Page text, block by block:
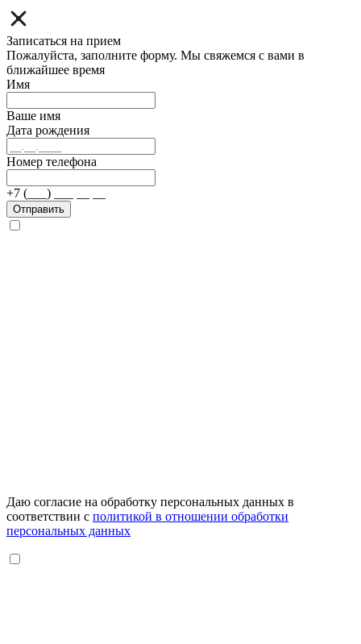
Записаться на прием
Пожалуйста, заполните форму. Мы свяжемся с вами в
ближайшее время
Имя
Ваше имя
Дата рождения
Номер телефона
+7 (___) ___ __ __
Отправить
Даю согласие на обработку персональных данных в
соответствии с политикой в отношении обработки
персональных данных